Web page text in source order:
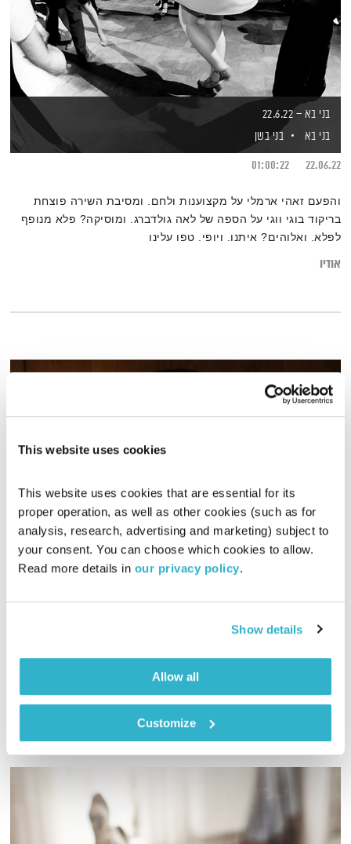
This website uses cookies
This website uses cookies that are essential for its
proper operation, as well as other cookies (such as for
analysis, research, advertising and marketing) subject to
your consent. You can choose which cookies to allow.
Read more details in our privacy policy.
Show details
Allow all
Customize
בני בא – 22.6.22
בני בא
בני בשן
22.06.22
01:00:22
והפעם זאהי ארמלי על מקצוענות ולחם. ומסיבת השירה פוצחת
בריקוד בוגי ווגי על הספה של לאה גולדברג. ומוסיקה? פלא מנופף
לפלא. ואלוהים? איתנו. ויופי. טפו עלינו
אודיו
מסעותיי במרחבי הזמן – 12.1.18
דדי יצחייק
דדי יצחייק יוצא למסע מוזיקלי בן שעתיים, עם מוזיקה טובה מאז